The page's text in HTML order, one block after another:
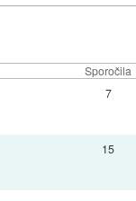
Sporočila
7
15